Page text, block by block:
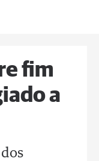
fim
a